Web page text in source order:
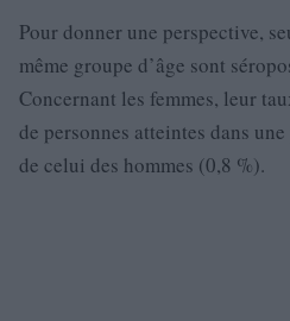
Pour donner une perspective,
même groupe d’âge sont
Concernant les femmes, leur
de personnes atteintes dans
de celui des hommes (0,8 %).